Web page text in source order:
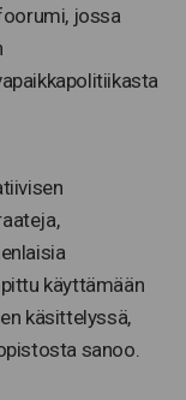
jossa
käyttämään
käsittelyssä,
sanoo.